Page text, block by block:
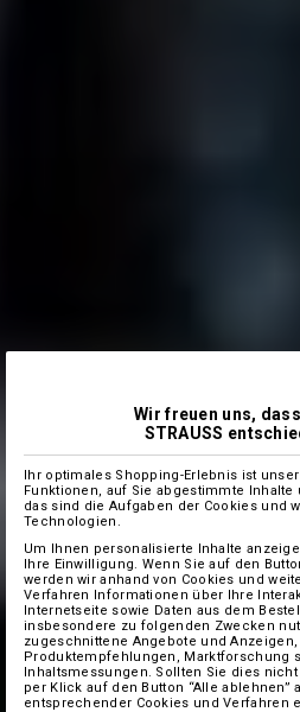
Wir freuen uns,
STRAUSS
Ihr optimales Shopping-Erlebnis ist
Funktionen, auf Sie abgestimmte
das sind die Aufgaben der Cookies und
Technologien.
Um Ihnen personalisierte Inhalte
Ihre Einwilligung. Wenn Sie auf den
werden wir anhand von Cookies und
Verfahren Informationen über Ihre
Internetseite sowie Daten aus dem
insbesondere zu folgenden Zwecken
zugeschnittene Angebote und Anzeigen,
Produktempfehlungen, Marktforschung
Inhaltsmessungen. Sollten Sie dies
per Klick auf den Button “Alle ablehnen”
entsprechender Cookies und Verfahren